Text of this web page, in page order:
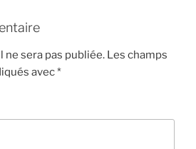
sera pas publiée. Les champs
avec*